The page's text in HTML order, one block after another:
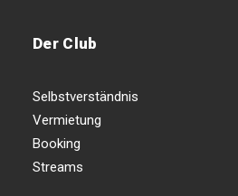
Der Club
Selbstverständnis
Vermietung
Booking
Streams